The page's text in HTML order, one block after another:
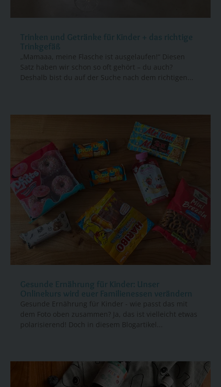
Trinken und Getränke für Kinder + das richtige
Trinkgefäß
„Mamaaa, meine Flasche ist ausgelaufen!“ Diesen
Satz haben wir schon so oft gehört – du auch?
Deshalb bist du auf der Suche nach dem richtigen...
Gesunde Ernährung für Kinder: Unser
Onlinekurs wird euer Familienessen verändern
Gesunde Ernährung für Kinder - wie passt das mit
dem Foto oben zusammen? Ja, das ist vielleicht etwas
polarisierend! Doch in diesem Blogartikel...